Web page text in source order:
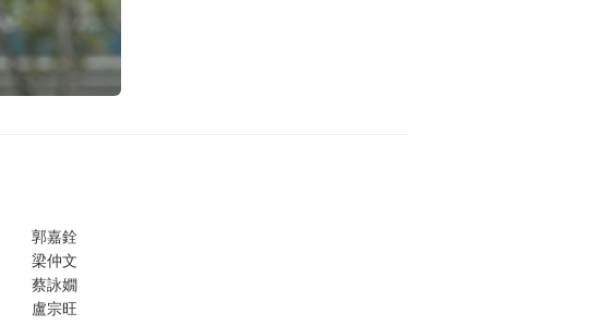
郭嘉銓
梁仲文
蔡詠嫺
盧宗旺